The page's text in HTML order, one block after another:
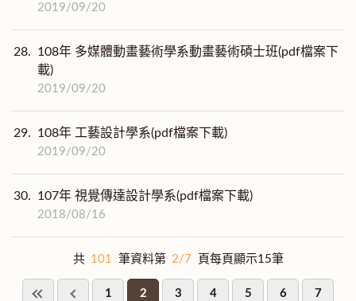
2019/09/20
28.
108年 多媒體動畫藝術學系動畫藝術碩士班(pdf檔案下
載)
2019/09/20
29. 108年 工藝設計學系(pdf檔案下載)
2019/09/20
30. 107年 視覺傳達設計學系(pdf檔案下載)
2018/08/16
共 101 筆資料第 2/7 頁每頁顯示15筆
1 2 3 4 5 6 7